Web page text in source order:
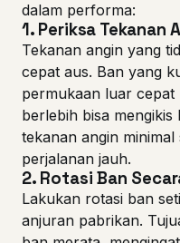
dalam performa:
1. Periksa Tekanan
Tekanan angin yang
cepat aus. Ban yang
permukaan luar cepat
berlebih bisa mengikis
tekanan angin
perjalanan jauh.
2. Rotasi Ban
Lakukan rotasi ban
anjuran pabrikan.